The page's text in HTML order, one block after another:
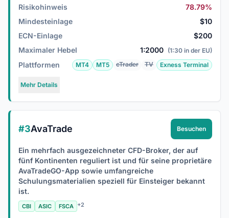
Risikohinweis
78.79%
Mindesteinlage
$10
ECN-Einlage
$200
Maximaler Hebel
1:2000 (1:30 in der EU)
Plattformen MT4 MT5 cTrader TV Exness Terminal
Mehr Details
#3AvaTrade Besuchen
Ein mehrfach ausgezeichneter CFD-Broker, der auf
fünf Kontinenten reguliert ist und für seine proprietäre
AvaTradeGO-App sowie umfangreiche
Schulungsmaterialien speziell für Einsteiger bekannt
ist.
CBI ASIC FSCA +2